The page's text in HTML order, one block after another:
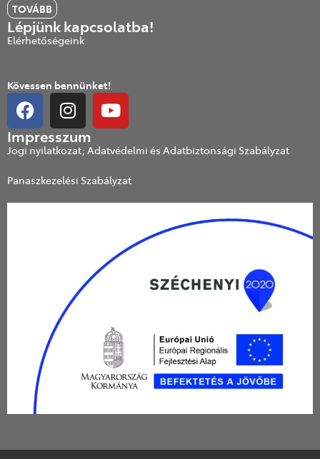
TOVÁBB
Lépjünk kapcsolatba!
Elérhetőségeink
Kövessen bennünket!
Impresszum
Jogi nyilatkozat; Adatvédelmi és Adatbiztonsági Szabályzat
Panaszkezelési Szabályzat